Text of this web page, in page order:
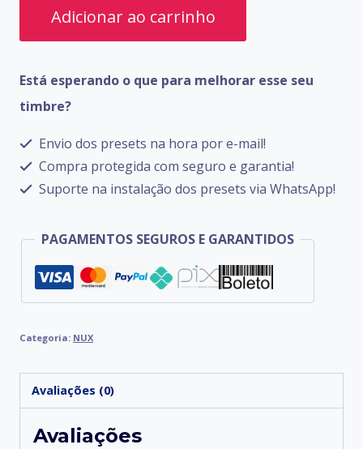
30
quantidade
Adicionar ao carrinho
Está esperando o que para melhorar esse seu
timbre?
Envio dos presets na hora por e-mail!
Compra protegida com seguro e garantia!
Suporte na instalação dos presets via WhatsApp!
PAGAMENTOS SEGUROS E GARANTIDOS
Categoria: NUX
Avaliações (0)
Avaliações